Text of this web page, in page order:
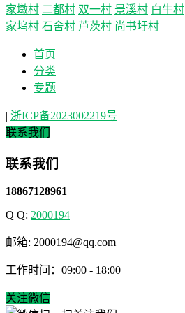
家墩村 二都村 双一村 景溪村 白牛村
家坞村 石舍村 芦茨村 尚书圩村
首页
分类
专题
| 浙ICP备2023002219号 |
联系我们
联系我们
18867128961
Q Q: 2000194
邮箱: 2000194@qq.com
工作时间：09:00 - 18:00
关注微信